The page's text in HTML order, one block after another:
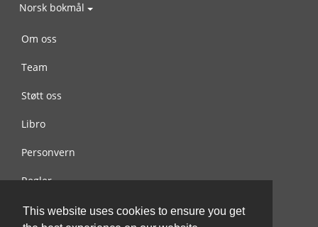
This website uses cookies to ensure you get
Norsk bokmål
Om oss
Team
Støtt oss
Libro
Personvern
Regler
Kontakt oss